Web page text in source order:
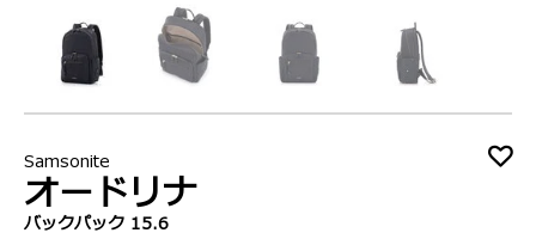
Samsonite
オードリナ
バックパック 15.6